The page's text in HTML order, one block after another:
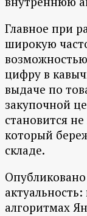
Главное при
широкую
цифру в
выдаче по
закупочной
становится
который
складе.
алгоритмах